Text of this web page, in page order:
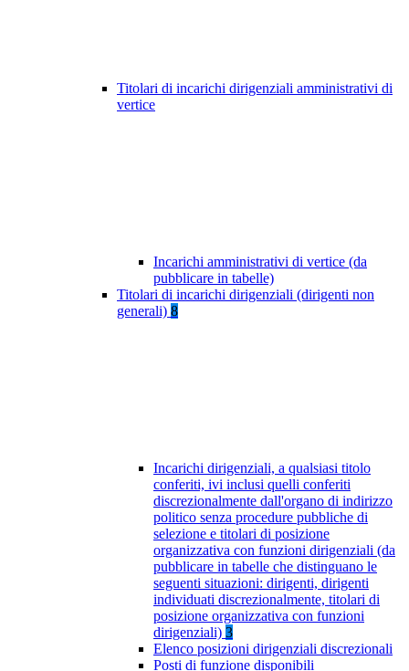
Titolari di incarichi dirigenziali amministrativi di
vertice
Incarichi amministrativi di vertice (da
pubblicare in tabelle)
Titolari di incarichi dirigenziali (dirigenti non
generali) 8
Incarichi dirigenziali, a qualsiasi titolo
conferiti, ivi inclusi quelli conferiti
discrezionalmente dall'organo di indirizzo
politico senza procedure pubbliche di
selezione e titolari di posizione
organizzativa con funzioni dirigenziali (da
pubblicare in tabelle che distinguano le
seguenti situazioni: dirigenti, dirigenti
individuati discrezionalmente, titolari di
posizione organizzativa con funzioni
dirigenziali) 3
Elenco posizioni dirigenziali discrezionali
Posti di funzione disponibili